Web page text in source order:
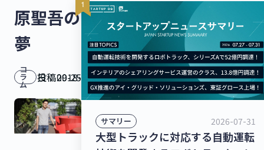
原聖吾の
夢
コ
ラ
ム
投稿日：2018-09-25
サマリー 2026-07-31
大型トラックに対応する自動運転